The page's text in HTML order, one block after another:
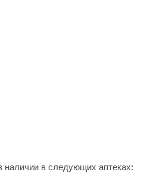
наличии в следующих аптеках: